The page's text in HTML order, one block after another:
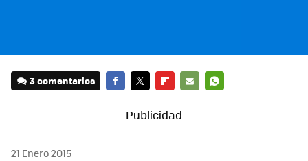
3 comentarios
MAIL
21 Enero 2015